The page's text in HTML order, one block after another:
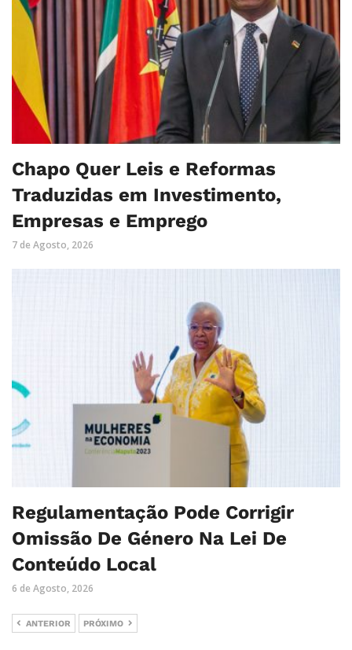
Chapo Quer Leis e Reformas
Traduzidas em Investimento,
Empresas e Emprego
7 de Agosto, 2026
Regulamentação Pode Corrigir
Omissão De Género Na Lei De
Conteúdo Local
6 de Agosto, 2026
ANTERIOR PRÓXIMO